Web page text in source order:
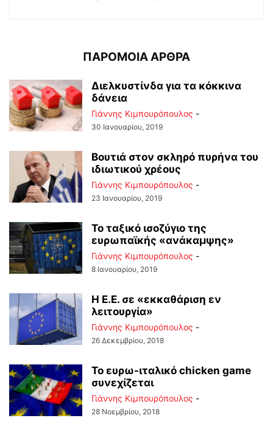
ΠΑΡΟΜΟΙΑ ΑΡΘΡΑ
Διελκυστίνδα για τα κόκκινα
δάνεια
Γιάννης Κιμπουρόπουλος -
30 Ιανουαρίου, 2019
Βουτιά στον σκληρό πυρήνα του
ιδιωτικού χρέους
Γιάννης Κιμπουρόπουλος -
23 Ιανουαρίου, 2019
Το ταξικό ισοζύγιο της
ευρωπαϊκής «ανάκαμψης»
Γιάννης Κιμπουρόπουλος -
8 Ιανουαρίου, 2019
Η Ε.Ε. σε «εκκαθάριση εν
λειτουργία»
Γιάννης Κιμπουρόπουλος -
26 Δεκεμβρίου, 2018
Το ευρω-ιταλικό chicken game
συνεχίζεται
Γιάννης Κιμπουρόπουλος -
28 Νοεμβρίου, 2018